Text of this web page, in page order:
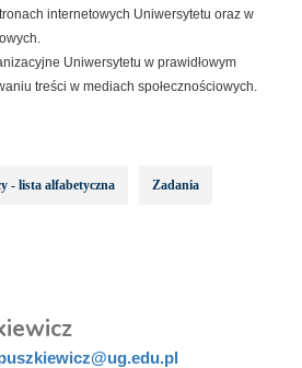
internetowych Uniwersytetu oraz w
Uniwersytetu w prawidłowym
treści w mediach społecznościowych.
- lista alfabetyczna Zadania